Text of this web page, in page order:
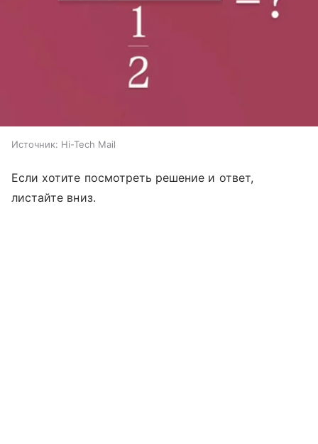
Источник: Hi-Tech Mail
Если хотите посмотреть решение и ответ,
листайте вниз.